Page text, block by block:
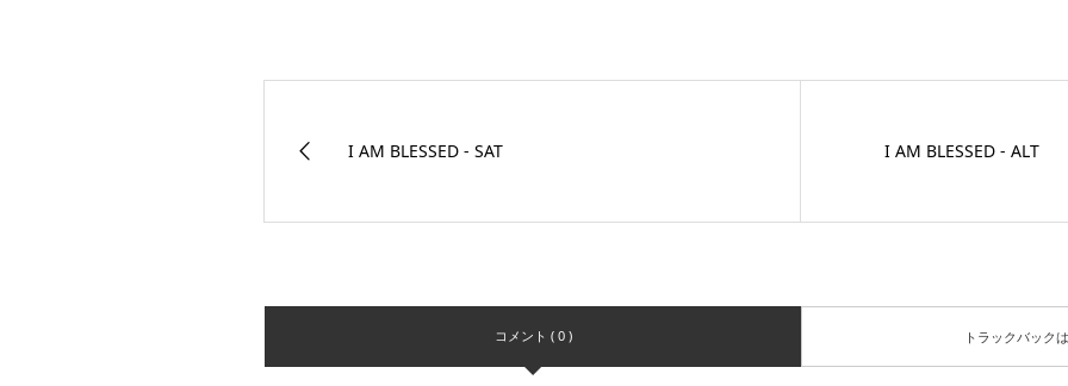
I AM BLESSED - SAT I AM BLESSED - ALT
コメント ( 0 ) トラックバック